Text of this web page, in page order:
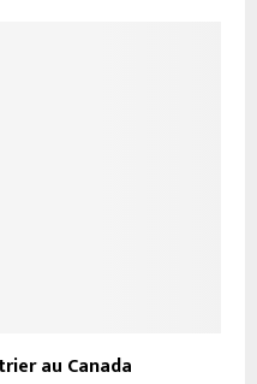
au Canada